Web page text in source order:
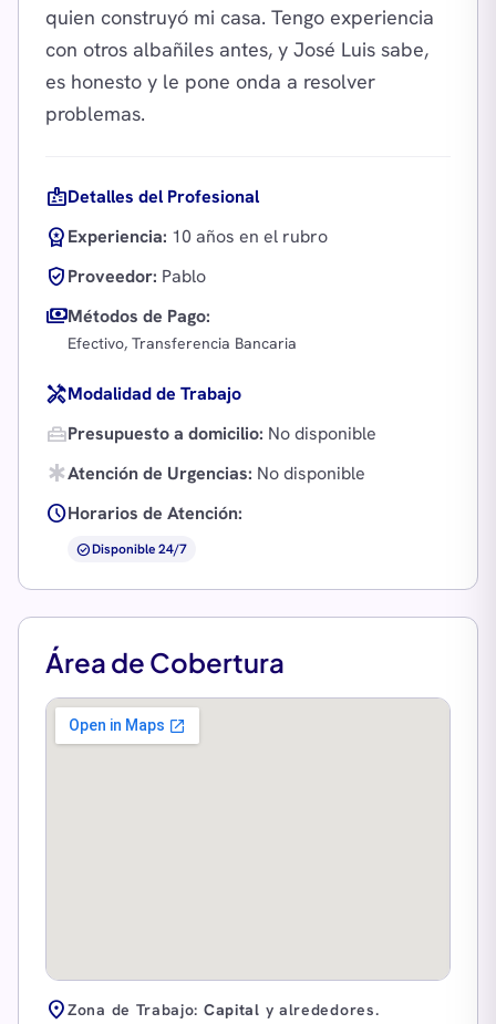
quien construyó mi casa. Tengo experiencia
con otros albañiles antes, y José Luis sabe,
es honesto y le pone onda a resolver
badgeDetalles del Profesional
workspace_premiumExperiencia: 10 años en el rubro
verified_userProveedor: Pablo
paymentsMétodos de Pago:
Efectivo, Transferencia Bancaria
handymanModalidad de Trabajo
home_repair_servicePresupuesto a domicilio: No disponible
emergencyAtención de Urgencias: No disponible
scheduleHorarios de Atención:
check_circleDisponible 24/7
Área de Cobertura
location_onZona de Trabajo: Capital y alrededores.